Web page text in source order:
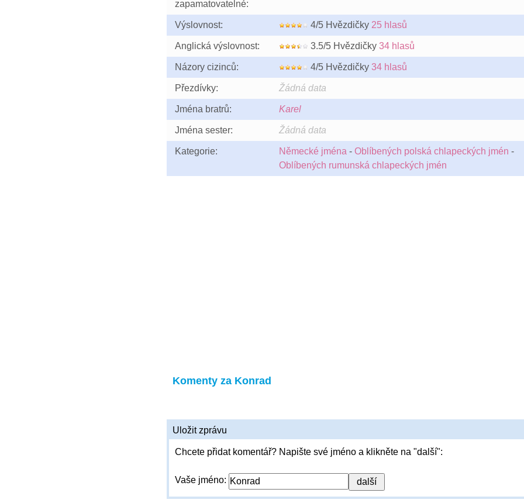
zapamatovatelné:
Výslovnost: 4/5 Hvězdičky 25 hlasů
Anglická výslovnost: 3.5/5 Hvězdičky 34 hlasů
Názory cizinců: 4/5 Hvězdičky 34 hlasů
Přezdívky: Žádná data
Jména bratrů: Karel
Jména sester: Žádná data
Kategorie: Německé jména - Oblíbených polská chlapeckých jmén -
Oblíbených rumunská chlapeckých jmén
Komenty za Konrad
Uložit zprávu
Chcete přidat komentář? Napište své jméno a klikněte na "další":
Vaše jméno: